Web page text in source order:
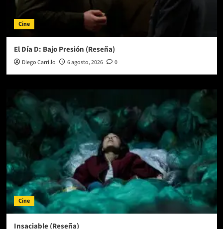
Cine
El Día D: Bajo Presión (Reseña)
Diego Carrillo 6 agosto, 2026 0
Cine
Insaciable (Reseña)